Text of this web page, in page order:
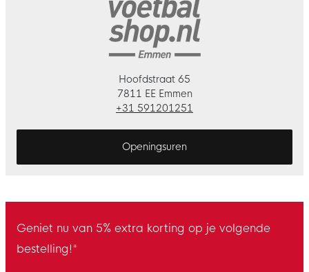
Hoofdstraat 65
7811 EE Emmen
+31 591201251
Openingsuren
Geniet nu van 5% extra korting op je volgende
bestelling!*